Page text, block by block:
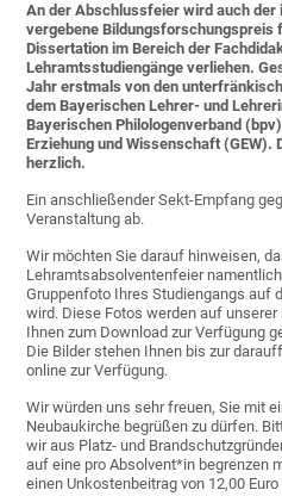
An der Abschlussfeier wird auch der
vergebene Bildungsforschungspreis
Dissertation im Bereich der
Lehramtsstudiengänge verliehen.
Jahr erstmals von den
dem Bayerischen Lehrer- und
Bayerischen Philologenverband
Erziehung und Wissenschaft (GEW).
herzlich.
Ein anschließender Sekt-Empfang
Veranstaltung ab.
Wir möchten Sie darauf hinweisen,
Lehramtsabsolventenfeier
Gruppenfoto Ihres Studiengangs auf
wird. Diese Fotos werden auf
Ihnen zum Download zur Verfügung
Die Bilder stehen Ihnen bis zur
online zur Verfügung.
Wir würden uns sehr freuen, Sie mit
Neubaukirche begrüßen zu dürfen.
wir aus Platz- und
auf eine pro Absolvent*in begrenzen
einen Unkostenbeitrag von 12,00